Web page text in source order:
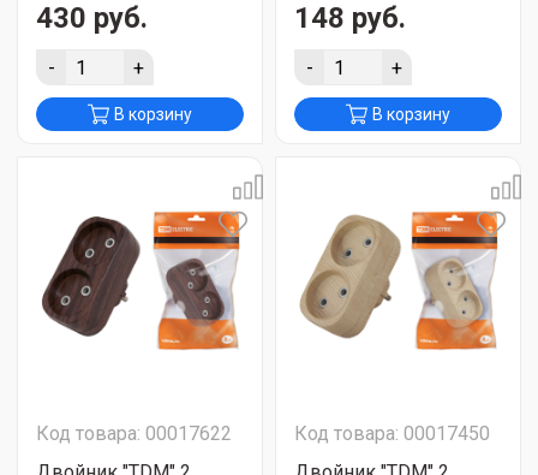
430 руб.
- +
В корзину
148 руб.
- +
В корзину
Код товара: 00017622
Код товара: 00017450